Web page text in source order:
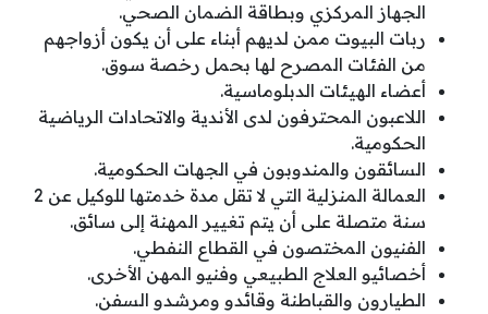
الجهاز المركزي وبطاقة الضمان الصحي.
ربات البيوت ممن لديهم أبناء على أن يكون أزواجهم
من الفئات المصرح لها بحمل رخصة سوق.
أعضاء الهيئات الدبلوماسية.
اللاعبون المحترفون لدى الأندية والاتحادات الرياضية
الحكومية.
السائقون والمندوبون في الجهات الحكومية.
العمالة المنزلية التي لا تقل مدة خدمتها للوكيل عن 2
سنة متصلة على أن يتم تغيير المهنة إلى سائق.
الفنيون المختصون في القطاع النفطي.
أخصائيو العلاج الطبيعي وفنيو المهن الأخرى.
الطيارون والقباطنة وقائدو ومرشدو السفن.